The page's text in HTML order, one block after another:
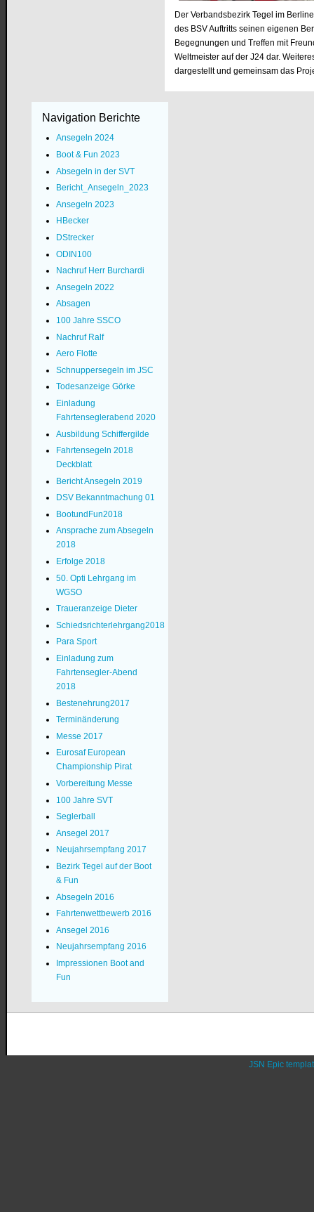
Der Verbandsbezirk Tegel im
des BSV Auftritts seinen eigenen
Begegnungen und Treffen mit
Weltmeister auf der J24 dar.
dargestellt und gemeinsam das
Navigation Berichte
Ansegeln 2024
Boot & Fun 2023
Absegeln in der SVT
Bericht_Ansegeln_2023
Ansegeln 2023
HBecker
DStrecker
ODIN100
Nachruf Herr Burchardi
Ansegeln 2022
Absagen
100 Jahre SSCO
Nachruf Ralf
Aero Flotte
Schnuppersegeln im JSC
Todesanzeige Görke
Einladung
Fahrtenseglerabend 2020
Ausbildung Schiffergilde
Fahrtensegeln 2018
Deckblatt
Bericht Ansegeln 2019
DSV Bekanntmachung 01
BootundFun2018
Ansprache zum Absegeln
2018
Erfolge 2018
50. Opti Lehrgang im
WGSO
Traueranzeige Dieter
Schiedsrichterlehrgang2018
Para Sport
Einladung zum
Fahrtensegler-Abend
2018
Bestenehrung2017
Terminänderung
Messe 2017
Eurosaf European
Championship Pirat
Vorbereitung Messe
100 Jahre SVT
Seglerball
Ansegel 2017
Neujahrsempfang 2017
Bezirk Tegel auf der Boot
& Fun
Absegeln 2016
Fahrtenwettbewerb 2016
Ansegel 2016
Neujahrsempfang 2016
Impressionen Boot and
Fun
JSN Epic